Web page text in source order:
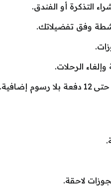
التذكرة أو الفندق.
وفق تفضيلاتك.
الرحلات.
إضافية.
لاحقة.